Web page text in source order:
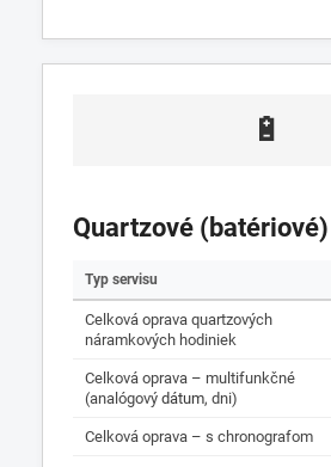
🔋
Quartzové
Typ servisu
Celková oprava quartzových
náramkových hodiniek
Celková oprava – multifunkčné
(analógový dátum, dni)
Celková oprava – s chronografom